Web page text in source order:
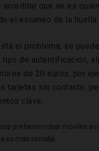
acreditar que se es
el escaneo de la huella
el problema, se
tipo de autentificación,
de 20 euros, por
tarjetas sin contacto,
clave:
prefieren robar móviles a
es más sencilla.